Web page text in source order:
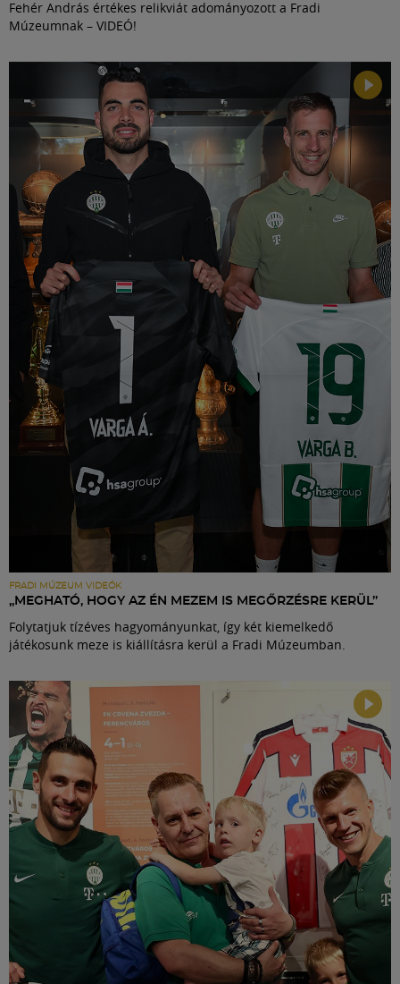
Fehér András értékes relikviát adományozott a Fradi
Múzeumnak – VIDEÓ!
FRADI MÚZEUM VIDEÓK
„MEGHATÓ, HOGY AZ ÉN MEZEM IS MEGŐRZÉSRE KERÜL”
Folytatjuk tízéves hagyományunkat, így két kiemelkedő
játékosunk meze is kiállításra kerül a Fradi Múzeumban.